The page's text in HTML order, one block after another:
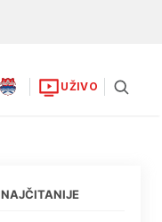
UŽIVO
NAJČITANIJE